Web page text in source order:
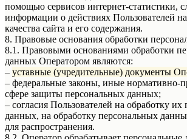
помощью сервисов интернет-статистики,
информации о действиях Пользователей
качества сайта и его содержания.
8. Правовые основания обработки
8.1. Правовыми основаниями обработки
данных Оператором являются:
– уставные (учредительные) документы
– федеральные законы, иные нормативно-
сфере защиты персональных данных;
– согласия Пользователей на обработку
данных, на обработку персональных
для распространения.